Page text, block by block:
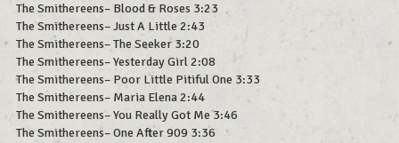
The Smithereens– Blood & Roses 3:23
The Smithereens– Just A Little 2:43
The Smithereens– The Seeker 3:20
The Smithereens– Yesterday Girl 2:08
The Smithereens– Poor Little Pitiful One 3:33
The Smithereens– Maria Elena 2:44
The Smithereens– You Really Got Me 3:46
The Smithereens– One After 909 3:36